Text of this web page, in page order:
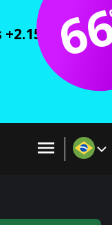
cursos